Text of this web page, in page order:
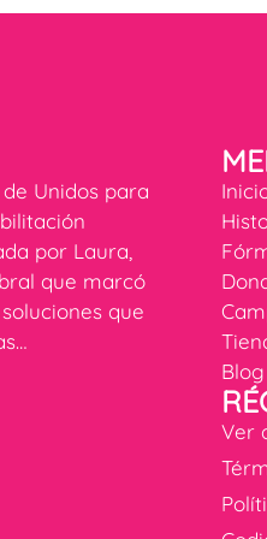
de Unidos para
por Laura,
que marcó
que
Blog
Ver